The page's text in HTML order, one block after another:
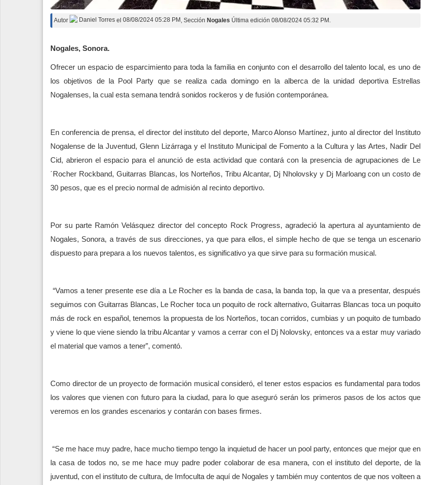
Autor Daniel Torres el 08/08/2024 05:28 PM , Sección Nogales Última edición 08/08/2024 05:32 PM.
Nogales, Sonora.
Ofrecer un espacio de esparcimiento para toda la familia en conjunto con el desarrollo del talento local, es uno de
los objetivos de la Pool Party que se realiza cada domingo en la alberca de la unidad deportiva Estrellas
Nogalenses, la cual esta semana tendrá sonidos rockeros y de fusión contemporánea.
En conferencia de prensa, el director del instituto del deporte, Marco Alonso Martínez, junto al director del Instituto
Nogalense de la Juventud, Glenn Lizárraga y el Instituto Municipal de Fomento a la Cultura y las Artes, Nadir Del
Cid, abrieron el espacio para el anunció de esta actividad que contará con la presencia de agrupaciones de Le
´Rocher Rockband, Guitarras Blancas, los Norteños, Tribu Alcantar, Dj Nholovsky y Dj Marloang con un costo de
30 pesos, que es el precio normal de admisión al recinto deportivo.
Por su parte Ramón Velásquez director del concepto Rock Progress, agradeció la apertura al ayuntamiento de
Nogales, Sonora, a través de sus direcciones, ya que para ellos, el simple hecho de que se tenga un escenario
dispuesto para prepara a los nuevos talentos, es significativo ya que sirve para su formación musical.
“Vamos a tener presente ese día a Le Rocher es la banda de casa, la banda top, la que va a presentar, después
seguimos con Guitarras Blancas, Le Rocher toca un poquito de rock alternativo, Guitarras Blancas toca un poquito
más de rock en español, tenemos la propuesta de los Norteños, tocan corridos, cumbias y un poquito de tumbado
y viene lo que viene siendo la tribu Alcantar y vamos a cerrar con el Dj Nolovsky, entonces va a estar muy variado
el material que vamos a tener”, comentó.
Como director de un proyecto de formación musical consideró, el tener estos espacios es fundamental para todos
los valores que vienen con futuro para la ciudad, para lo que aseguró serán los primeros pasos de los actos que
veremos en los grandes escenarios y contarán con bases firmes.
“Se me hace muy padre, hace mucho tiempo tengo la inquietud de hacer un pool party, entonces que mejor que en
la casa de todos no, se me hace muy padre poder colaborar de esa manera, con el instituto del deporte, de la
juventud, con el instituto de cultura, de Imfoculta de aquí de Nogales y también muy contentos de que nos volteen a